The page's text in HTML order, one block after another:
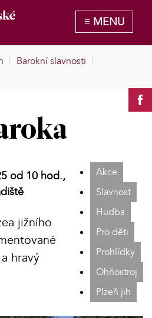
| Barokní slavnosti |
Akce
Slavnost
Hudba
Pro děti
Prohlídky
Ohňostroj
Plzeň jih
od 10 hod.,
jižního
hravý